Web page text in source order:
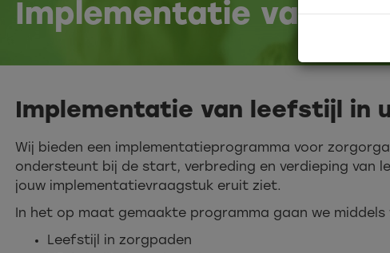
Implementatie van
Implementatie van leefstijl in
Wij bieden een implementatieprogramma voor
ondersteunt bij de start, verbreding en verdieping van
jouw implementatievraagstuk eruit ziet.
In het op maat gemaakte programma gaan we
Leefstijl in zorgpaden​